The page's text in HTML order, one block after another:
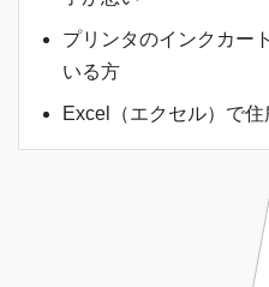
プリンタのインクカー
いる方
Excel（エクセル）で